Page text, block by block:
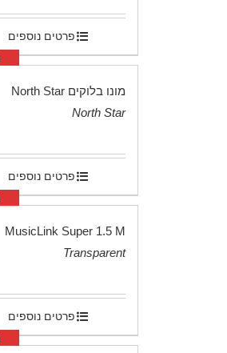
פרטים נוספים
מונו בלוקים North Star
North Star
פרטים נוספים
MusicLink Super 1.5 M
Transparent
פרטים נוספים